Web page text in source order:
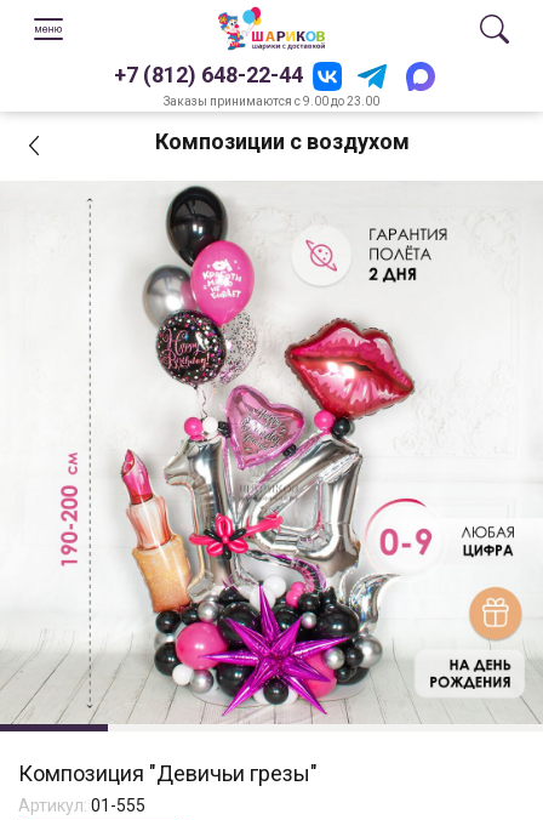
+7 (812) 648-22-44
Заказы принимаются с 9.00 до 23.00
Композиции с воздухом
Композиция "Девичьи грезы"
Артикул: 01-555